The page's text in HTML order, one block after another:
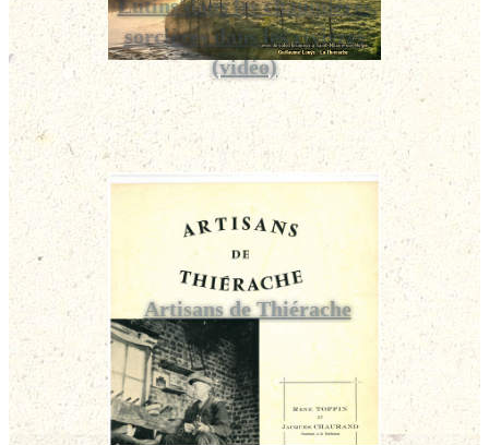
Lutins dans les chaumières,
sorcières dans les rivières
(vidéo)
Artisans de Thiérache